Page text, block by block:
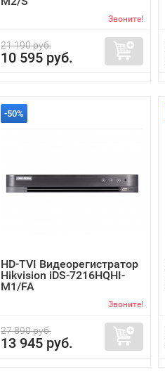
Звоните!
21 190 руб.
10 595 руб.
-50%
HD-TVI Видеорегистратор
Hikvision iDS-7216HQHI-
M1/FA
Звоните!
27 890 руб.
13 945 руб.